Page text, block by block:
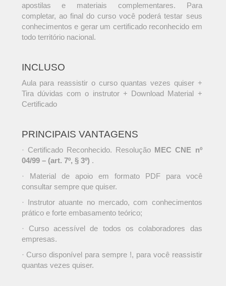
apostilas e materiais complementares. Para
completar, ao final do curso você poderá testar seus
conhecimentos e gerar um certificado reconhecido em
todo território nacional.
INCLUSO
Aula para reassistir o curso quantas vezes quiser +
Tira dúvidas com o instrutor + Download Material +
Certificado
PRINCIPAIS VANTAGENS
· Certificado Reconhecido. Resolução MEC CNE nº
04/99 – (art. 7º, § 3º) .
· Material de apoio em formato PDF para você
consultar sempre que quiser.
· Instrutor atuante no mercado, com conhecimentos
prático e forte embasamento teórico;
· Curso acessível de todos os colaboradores das
empresas.
· Curso disponível para sempre !, para você reassistir
quantas vezes quiser.